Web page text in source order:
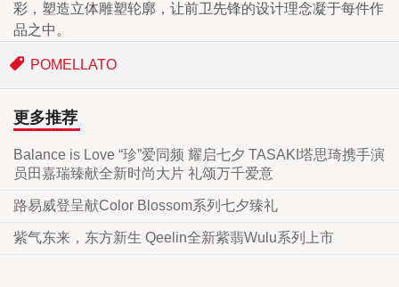
彩，塑造立体雕塑轮廓，让前卫先锋的设计理念凝于每件作
品之中。
POMELLATO
更多推荐
Balance is Love “珍”爱同频 耀启七夕 TASAKI塔思琦携手演
员田嘉瑞臻献全新时尚大片 礼颂万千爱意
路易威登呈献Color Blossom系列七夕臻礼
紫气东来，东方新生 Qeelin全新紫翡Wulu系列上市